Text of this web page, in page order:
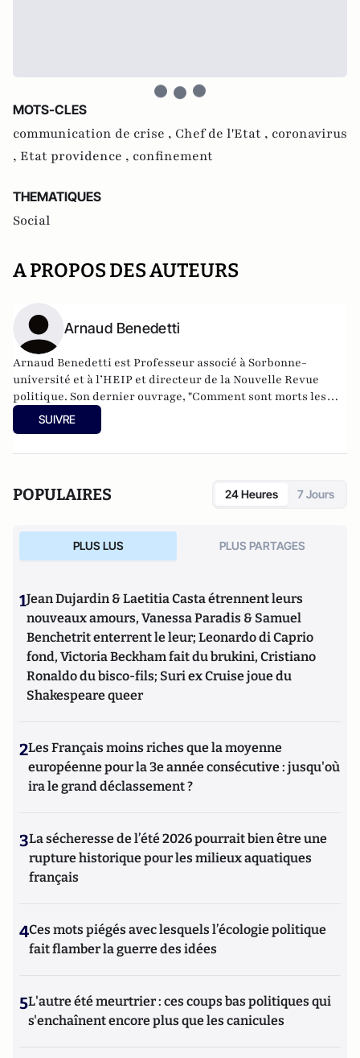
MOTS-CLES
communication de crise , Chef de l'Etat , coronavirus
, Etat providence , confinement
THEMATIQUES
Social
A PROPOS DES AUTEURS
Arnaud Benedetti
Arnaud Benedetti est Professeur associé à Sorbonne-
université et à l’HEIP et directeur de la Nouvelle Revue
politique. Son dernier ouvrage, "Comment sont morts les
politiques ? Le grand malaise du pouvoir", est publié aux
éditions du Cerf (4 Novembre 2021).
SUIVRE
POPULAIRES 24 Heures 7 Jours
PLUS LUS PLUS PARTAGES
1Jean Dujardin & Laetitia Casta étrennent leurs
nouveaux amours, Vanessa Paradis & Samuel
Benchetrit enterrent le leur; Leonardo di Caprio
fond, Victoria Beckham fait du brukini, Cristiano
Ronaldo du bisco-fils; Suri ex Cruise joue du
Shakespeare queer
2Les Français moins riches que la moyenne
européenne pour la 3e année consécutive : jusqu'où
ira le grand déclassement ?
3La sécheresse de l’été 2026 pourrait bien être une
rupture historique pour les milieux aquatiques
français
4Ces mots piégés avec lesquels l’écologie politique
fait flamber la guerre des idées
5L'autre été meurtrier : ces coups bas politiques qui
s'enchaînent encore plus que les canicules